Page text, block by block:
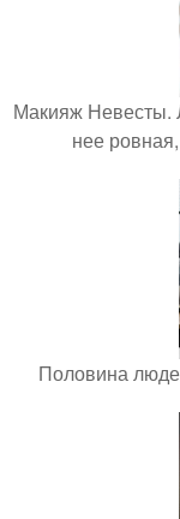
Макияж Невесты.
нее
Половина